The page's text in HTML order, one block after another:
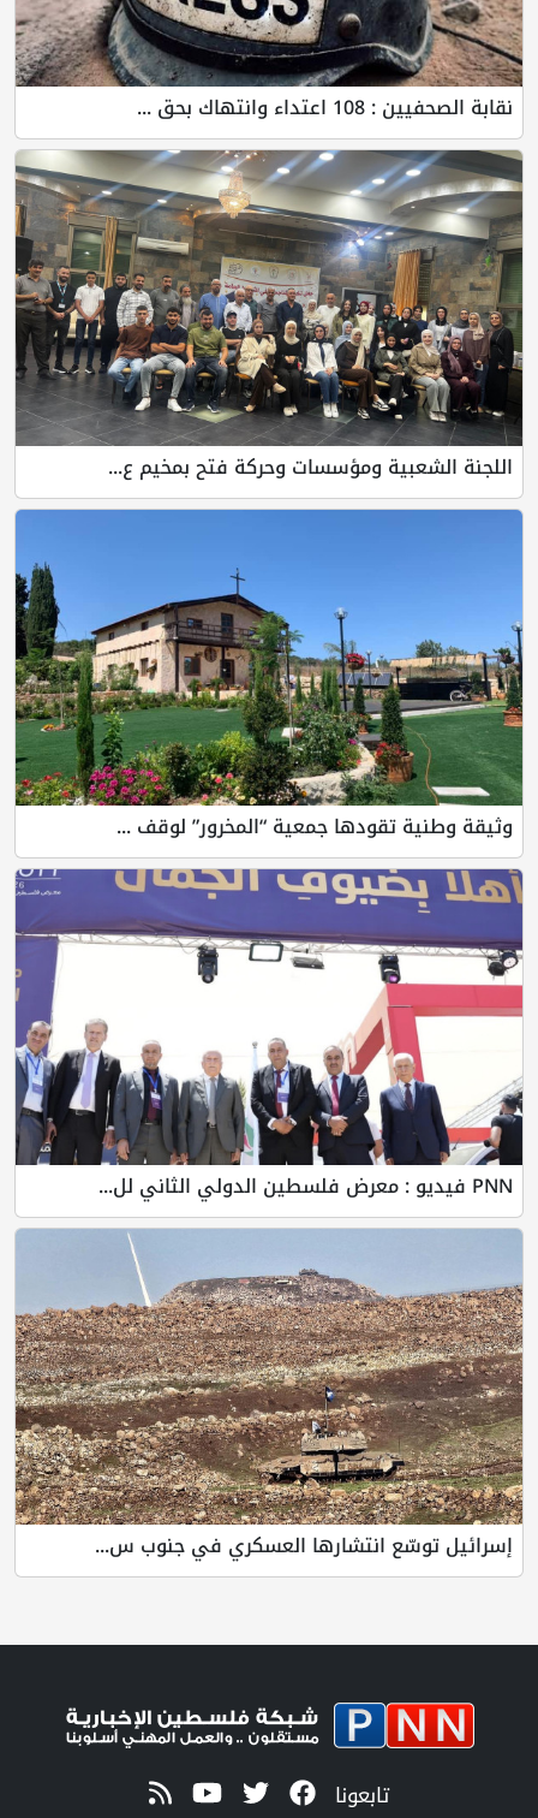
نقابة الصحفيين : 108 اعتداء وانتهاك بحق ...
اللجنة الشعبية ومؤسسات وحركة فتح بمخيم ع...
وثيقة وطنية تقودها جمعية “المخرور” لوقف ...
PNN فيديو : معرض فلسطين الدولي الثاني لل...
إسرائيل توسّع انتشارها العسكري في جنوب س...
تابعونا